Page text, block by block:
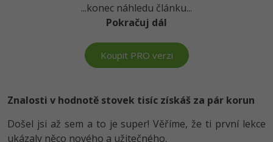
Kurzy e-commerce
Datová analýza
Marketing
Kurzy designu
HTML/CSS -80%
Photoshop
Adobe Illustrator
Příběhy absolventů
...konec náhledu článku...
Pokračuj dál
Koupit PRO verzi
Znalosti v hodnotě stovek tisíc získáš za pár korun
Došel jsi až sem a to je super! Věříme, že ti první lekce
ukázaly něco nového a užitečného.